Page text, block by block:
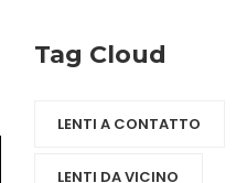
Tag Cloud
LENTI A CONTATTO
LENTI DA VICINO